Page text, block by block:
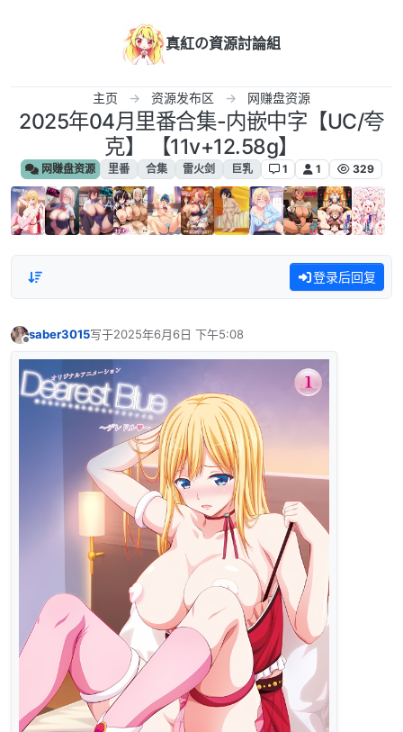
真紅の資源討論組
主页 资源发布区 网赚盘资源
2025年04月里番合集-内嵌中字【UC/夸
克】 【11v+12.58g】
网赚盘资源 里番 合集 雷火剑 巨乳 1 1 329
登录后回复
saber3015写于2025年6月6日 下午5:08
最后由 编辑